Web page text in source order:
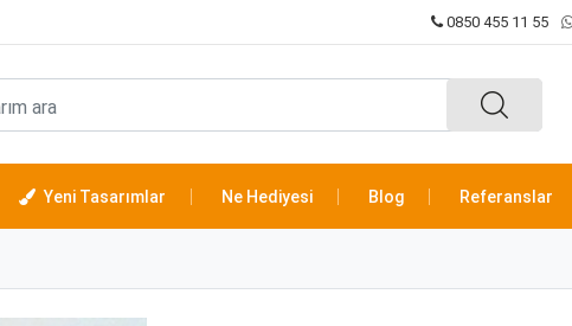
0850 455 11 55
Yeni Tasarımlar Ne Hediyesi Blog Referanslar